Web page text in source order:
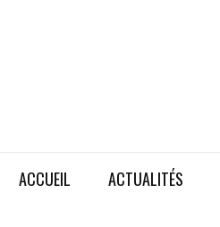
ACCUEIL ACTUALITÉS